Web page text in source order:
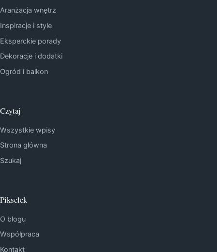
Aranżacja wnętrz
Inspiracje i style
Eksperckie porady
Dekoracje i dodatki
Ogród i balkon
Czytaj
Wszystkie wpisy
Strona główna
Szukaj
Pikselek
O blogu
Współpraca
Kontakt